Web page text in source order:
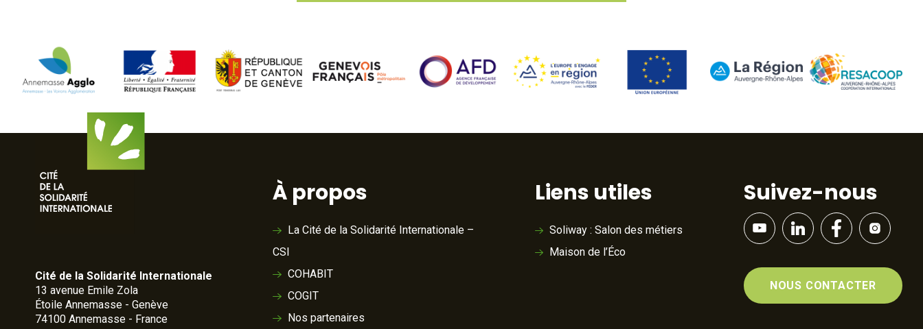
Cité de la Solidarité Internationale
13 avenue Emile Zola
Étoile Annemasse - Genève
74100 Annemasse - France
À propos
La Cité de la Solidarité Internationale –
CSI
COHABIT
COGIT
Nos partenaires
Liens utiles
Soliway : Salon des métiers
Maison de l’Éco
Suivez-nous
NOUS CONTACTER